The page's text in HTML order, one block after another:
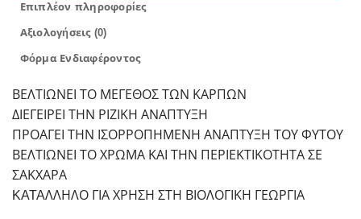
Επιπλέον πληροφορίες
Αξιολογήσεις (0)
Φόρμα Ενδιαφέροντος
ΒΕΛΤΙΩΝΕΙ ΤΟ ΜΕΓΕΘΟΣ ΤΩΝ ΚΑΡΠΩΝ
ΔΙΕΓΕΙΡΕΙ ΤΗΝ ΡΙΖΙΚΗ ΑΝΑΠΤΥΞΗ
ΠΡΟΑΓΕΙ ΤΗΝ ΙΣΟΡΡΟΠΗΜΕΝΗ ΑΝΑΠΤΥΞΗ ΤΟΥ ΦΥΤΟΥ
ΒΕΛΤΙΩΝΕΙ ΤΟ ΧΡΩΜΑ ΚΑΙ ΤΗΝ ΠΕΡΙΕΚΤΙΚΟΤΗΤΑ ΣΕ
ΣΑΚΧΑΡΑ
KATAΛΛΗΛΟ ΓΙΑ ΧΡΗΣΗ ΣΤΗ ΒΙΟΛΟΓΙΚΗ ΓΕΩΡΓΙΑ